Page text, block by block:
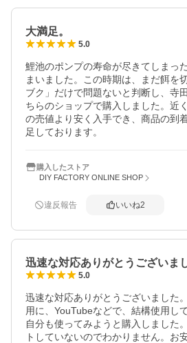
大満足。
5.0
鯉池のポンプの寿命が尽きてしまっ
まいました。この時期は、まだ餌を
ブク」だけで問題ないと判断し、寺
ちらのショップで購入しました。近
の売値より安く入手でき、商品の到
足しております。
購入したストア
DIY FACTORY ONLINE SHOP
違反報告 いいね2
迅速な対応ありがとうございま
5.0
迅速な対応ありがとうございました
用に、YouTubeなどで、結構使用し
自分も使ってみようと購入しました
トしていないのでわかりません。お